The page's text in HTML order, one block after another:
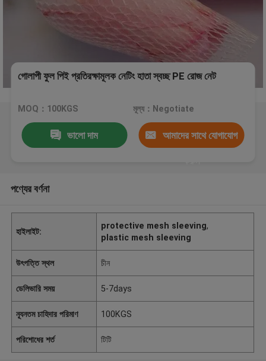
গোলাপী ফুল পিই প্রতিরক্ষামূলক নেটিং হাতা স্বচ্ছ PE রোজ নেট
MOQ：100KGS মূল্য：Negotiate
ভালো দাম আমাদের সাথে যোগাযোগ
পণ্যের বর্ণনা
হাইলাইট:
protective mesh sleeving,
plastic mesh sleeving
উৎপত্তি স্থল চীন
ডেলিভারি সময় 5-7days
ন্যূনতম চাহিদার পরিমাণ 100KGS
পরিশোধের শর্ত টিটি